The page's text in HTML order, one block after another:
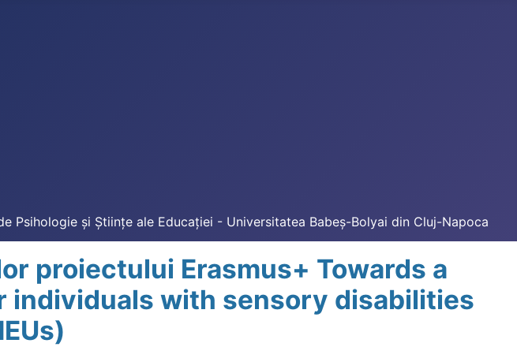
Psihologie și Științe ale Educației - Universitatea Babeș-Bolyai din Cluj-Napoca
proiectului Erasmus+ Towards a
individuals with sensory disabilities